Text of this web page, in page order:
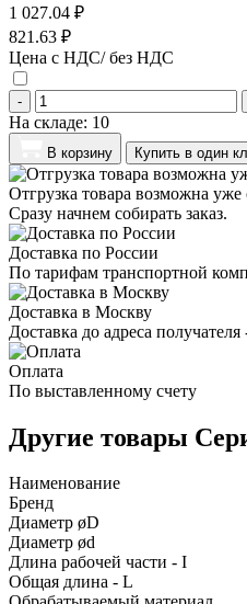
1 027.04 ₽
821.63 ₽
Цена с НДС/ без НДС
-
На складе: 10
В корзину Купить в один
Отгрузка товара возможна уже
Сразу начнем собирать заказ.
Доставка по России
По тарифам транспортной
Доставка в Москву
Доставка до адреса
Оплата
По выставленному счету
Другие товары
Наименование
Бренд
Диаметр øD
Диаметр ød
Длина рабочей части - I
Общая длина - L